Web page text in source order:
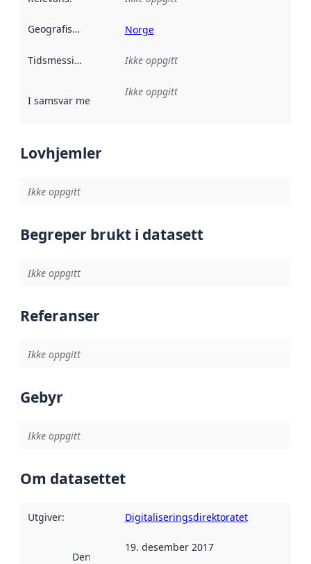
Geografisk avgrensning :
Norge
Tidsmessig avgrensning :
Ikke oppgitt
I samsvar med Referanse til en implementasjonsregel
Ikke oppgitt
Lovhjemler
Ikke oppgitt
Begreper brukt i datasett
Ikke oppgitt
Referanser
Ikke oppgitt
Gebyr
Ikke oppgitt
Om datasettet
Utgiver: Digitaliseringsdirektoratet
Denne datoen
19. desember 2017